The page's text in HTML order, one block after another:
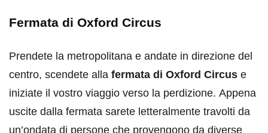
Fermata di Oxford Circus
Prendete la metropolitana e andate in direzione del
centro, scendete alla fermata di Oxford Circus e
iniziate il vostro viaggio verso la perdizione. Appena
uscite dalla fermata sarete letteralmente travolti da
un’ondata di persone che provengono da diverse